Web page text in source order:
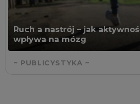
Ruch a nastrój – jak
wpływa na mózg
~ PUBLICYSTYKA ~